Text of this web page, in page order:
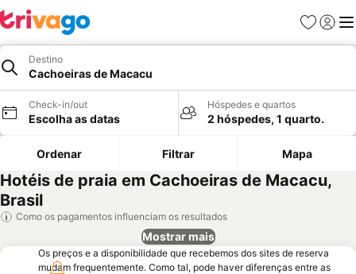
Favoritos
Iniciar
Destino
Cachoeiras de Macacu
Check-in/out
Escolha as datas
Hóspedes e quartos
2 hóspedes, 1 quarto.
Ordenar Filtrar Mapa
Hotéis de praia em Cachoeiras de Macacu,
Brasil
Como os pagamentos influenciam os resultados
Mostrar mais
Os preços e a disponibilidade que recebemos dos sites de reserva
mudam frequentemente. Como tal, pode haver diferenças entre as